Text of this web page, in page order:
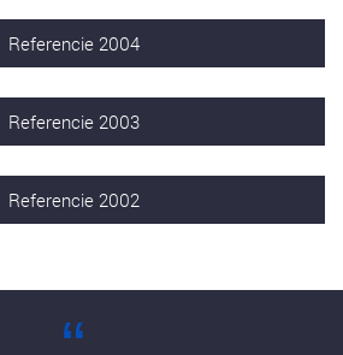
Referencie 2004
Referencie 2003
Referencie 2002